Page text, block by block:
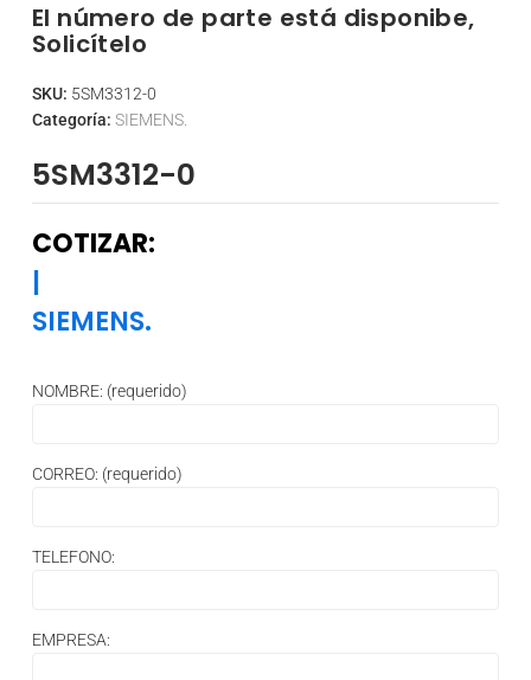
El número de parte está disponibe,
Solicítelo
SKU: 5SM3312-0
Categoría: SIEMENS.
5SM3312-0
COTIZAR:
|
SIEMENS.
NOMBRE: (requerido)
CORREO: (requerido)
TELEFONO:
EMPRESA: